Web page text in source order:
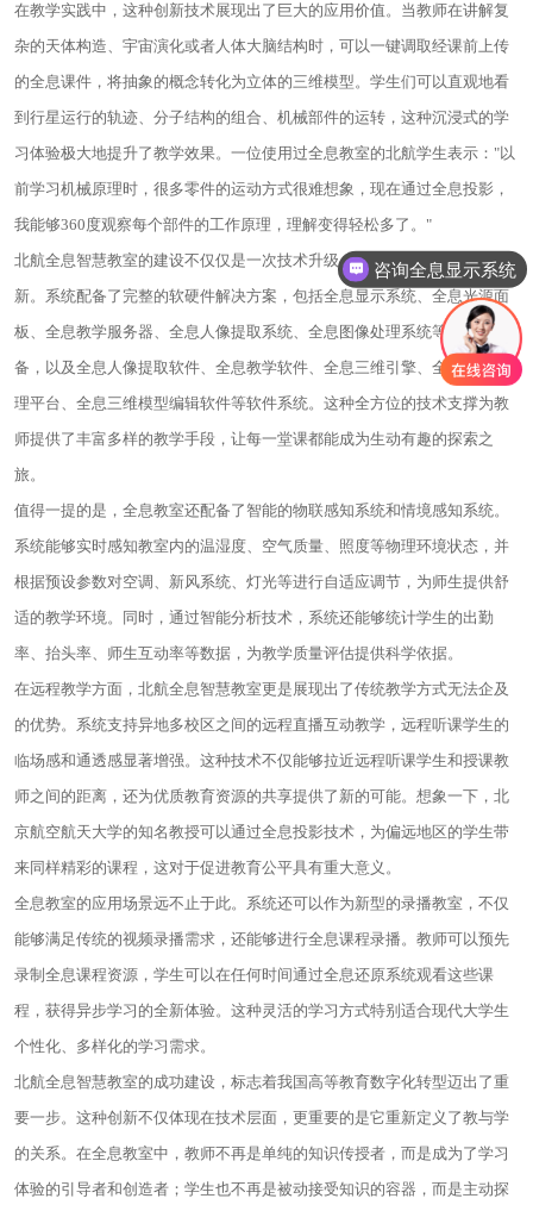
在教学实践中，这种创新技术展现出了巨大的应用价值。当教师在讲解复
杂的天体构造、宇宙演化或者人体大脑结构时，可以一键调取经课前上传
的全息课件，将抽象的概念转化为立体的三维模型。学生们可以直观地看
到行星运行的轨迹、分子结构的组合、机械部件的运转，这种沉浸式的学
习体验极大地提升了教学效果。一位使用过全息教室的北航学生表示："以
前学习机械原理时，很多零件的运动方式很难想象，现在通过全息投影，
我能够360度观察每个部件的工作原理，理解变得轻松多了。"
北航全息智慧教室的建设不仅仅是一次技术升级，更是教育理念的重大革
新。系统配备了完整的软硬件解决方案，包括全息显示系统、全息光源面
板、全息教学服务器、全息人像提取系统、全息图像处理系统等硬件设
备，以及全息人像提取软件、全息教学软件、全息三维引擎、全息资源管
理平台、全息三维模型编辑软件等软件系统。这种全方位的技术支撑为教
师提供了丰富多样的教学手段，让每一堂课都能成为生动有趣的探索之
旅。
值得一提的是，全息教室还配备了智能的物联感知系统和情境感知系统。
系统能够实时感知教室内的温湿度、空气质量、照度等物理环境状态，并
根据预设参数对空调、新风系统、灯光等进行自适应调节，为师生提供舒
适的教学环境。同时，通过智能分析技术，系统还能够统计学生的出勤
率、抬头率、师生互动率等数据，为教学质量评估提供科学依据。
在远程教学方面，北航全息智慧教室更是展现出了传统教学方式无法企及
的优势。系统支持异地多校区之间的远程直播互动教学，远程听课学生的
临场感和通透感显著增强。这种技术不仅能够拉近远程听课学生和授课教
师之间的距离，还为优质教育资源的共享提供了新的可能。想象一下，北
京航空航天大学的知名教授可以通过全息投影技术，为偏远地区的学生带
来同样精彩的课程，这对于促进教育公平具有重大意义。
全息教室的应用场景远不止于此。系统还可以作为新型的录播教室，不仅
能够满足传统的视频录播需求，还能够进行全息课程录播。教师可以预先
录制全息课程资源，学生可以在任何时间通过全息还原系统观看这些课
程，获得异步学习的全新体验。这种灵活的学习方式特别适合现代大学生
个性化、多样化的学习需求。
北航全息智慧教室的成功建设，标志着我国高等教育数字化转型迈出了重
要一步。这种创新不仅体现在技术层面，更重要的是它重新定义了教与学
的关系。在全息教室中，教师不再是单纯的知识传授者，而是成为了学习
体验的引导者和创造者；学生也不再是被动接受知识的容器，而是主动探
咨询全息显示系统